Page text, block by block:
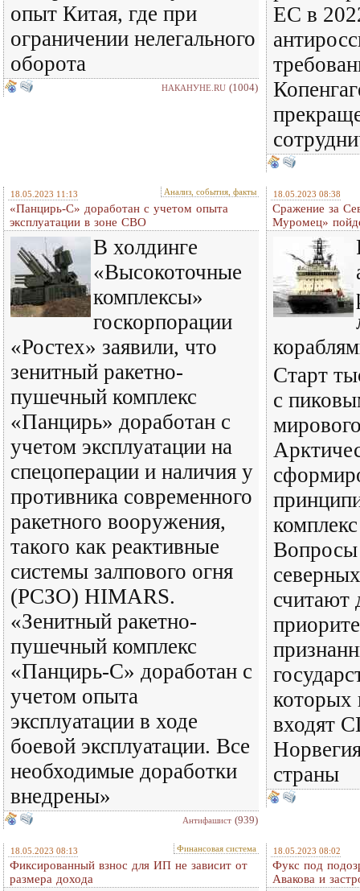
опыт Китая, где при
ограничении нелегального
оборота
НАКАНУНЕ.RU (1004)
ЕС в
18.05.2023 11:13 Анализ, события, факты
«Панцирь-С» доработан с учетом опыта
эксплуатации в зоне СВО
В холдинге
«Высокоточные
комплексы»
госкорпорации
«Ростех» заявили, что
зенитный ракетно-
пушечный комплекс
«Панцирь» доработан с
учетом эксплуатации на
спецоперации и наличия у
противника современного
ракетного вооружения,
такого как реактивные
системы залпового огня
(РСЗО) HIMARS.
«Зенитный ракетно-
пушечный комплекс
«Панцирь-С» доработан с
учетом опыта
эксплуатации в ходе
боевой эксплуатации. Все
необходимые доработки
внедрены»
Антифашист (939)
18.05.2023 08:38
Сражение за
Муромец»
Старт
с
Вопросы
считают
которых
входят
страны
18.05.2023 08:13 Финансовая система
Фиксированный взнос для ИП не зависит от
размера дохода
18.05.2023 08:02
Фукс под
Авакова и